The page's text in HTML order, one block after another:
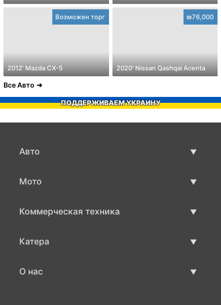
Возможен торг
2012' Mazda CX-5
₪76,000
2020' Nissan Qashqai Acenta
Все Авто
ПОДДЕРЖИВАЕМ УКРАИНУ
Авто
Мото
Коммерческая техника
Катера
О нас